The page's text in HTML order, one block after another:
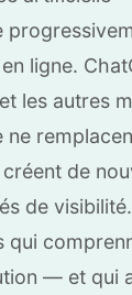
ligne.
les autres
ne
de
de
qui
— et qui